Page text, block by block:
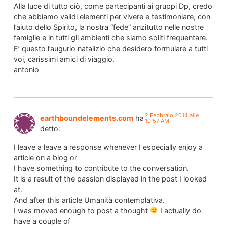
Alla luce di tutto ciò, come partecipanti ai gruppi Dp, credo
che abbiamo validi elementi per vivere e testimoniare, con
l’aiuto dello Spirito, la nostra “fede” anzitutto nelle nostre
famiglie e in tutti gli ambienti che siamo soliti frequentare.
E’ questo l’augurio natalizio che desidero formulare a tutti
voi, carissimi amici di viaggio.
antonio
earthboundelements.com ha
detto:
2 Febbraio 2014 alle
10:57 AM
I leave a leave a response whenever I especially enjoy a
article on a blog or
I have something to contribute to the conversation.
It is a result of the passion displayed in the post I looked
at.
And after this article Umanità contemplativa.
I was moved enough to post a thought
I actually do
have a couple of